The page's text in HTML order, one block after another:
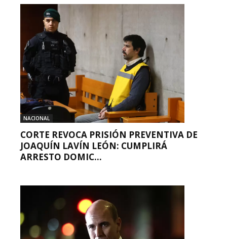
NACIONAL
CORTE REVOCA PRISIÓN PREVENTIVA DE
JOAQUÍN LAVÍN LEÓN: CUMPLIRÁ
ARRESTO DOMIC...